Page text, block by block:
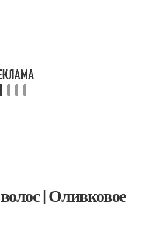
| Оливковое